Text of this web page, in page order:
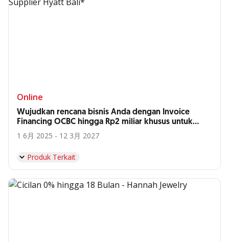
Online
Wujudkan rencana bisnis Anda dengan Invoice
Financing OCBC hingga Rp2 miliar khusus untuk
Anda, Supplier Hyatt Bali*
1 6月 2025 - 12 3月 2027
Produk Terkait